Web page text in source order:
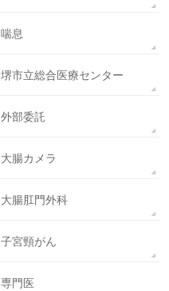
喘息
堺市立総合医療センター
外部委託
大腸カメラ
大腸肛門外科
子宮頸がん
専門医